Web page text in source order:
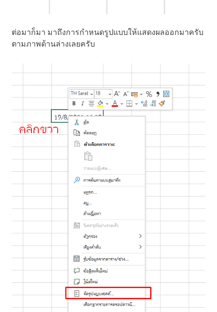
ต่อมาก็มา มาถึงการกำหนดรูปแบบให้แสดงผลออกมาครับ
ตามภาพด้านล่างเลยครับ